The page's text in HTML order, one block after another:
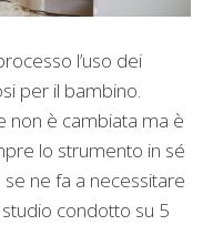
l’uso dei
per il bambino.
non è cambiata ma è
lo strumento in sé
ne fa a necessitare
condotto su 5